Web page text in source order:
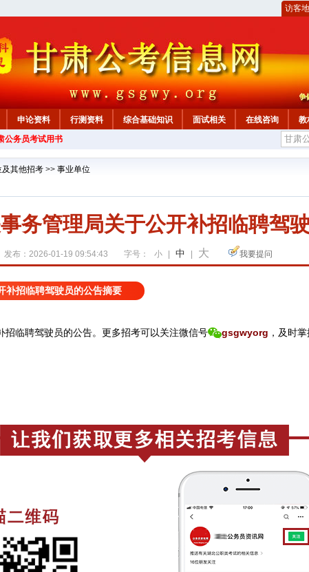
访客
申论资料 行测资料 综合基础知识 面试相关 在线咨询
教
公务员考试用书
其他招考 >> 事业单位
务管理局关于公开补招临聘驾
发布：2026-01-19 09:54:43 字号： 小 中 大 我要提问
补招临聘驾驶员的公告摘要
临聘驾驶员的公告。 更多招考可以关注微信号 gsgwyorg ， 及时掌